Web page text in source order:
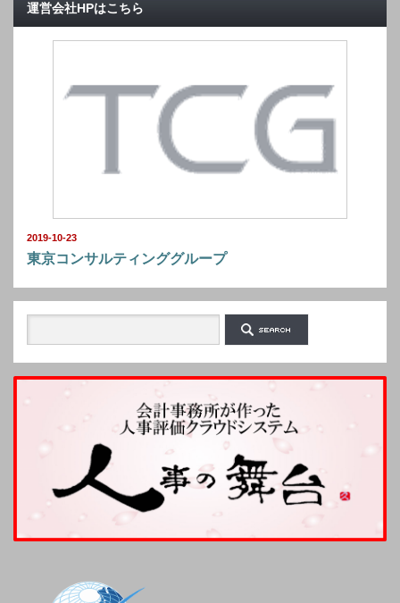
運営会社HPはこちら
2019-10-23
東京コンサルティンググループ